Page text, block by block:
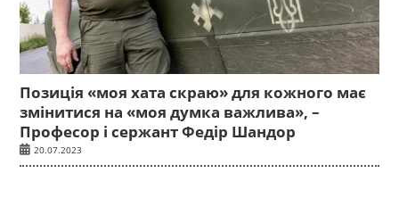
Позиція «моя хата скраю» для кожного має
змінитися на «моя думка важлива», –
Професор і сержант Федір Шандор
20.07.2023